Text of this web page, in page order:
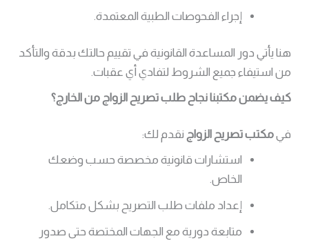
إجراء الفحوصات الطبية المعتمدة.
هنا يأتي دور المساعدة القانونية في تقييم حالتك بدقة والتأكد
من استيفاء جميع الشروط لتفادي أي عقبات.
كيف يضمن مكتبنا نجاح طلب تصريح الزواج من الخارج؟
فيمكتب تصريح الزواج نقدم لك:
استشارات قانونية مخصصة حسب وضعك
الخاص.
إعداد ملفات طلب التصريح بشكل متكامل.
متابعة دورية مع الجهات المختصة حتى صدور